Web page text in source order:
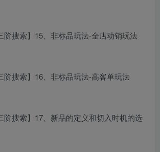
阶搜索】15、非标品玩法-全店动销玩法
阶搜索】16、非标品玩法-高客单玩法
阶搜索】17、新品的定义和切入时机的选